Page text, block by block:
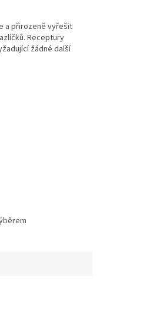
a přirozeně vyřešit
Receptury
žádné další